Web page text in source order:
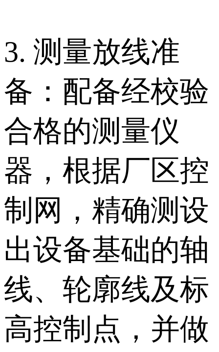
3. 测量放线准
备：配备经校验
合格的测量仪
器，根据厂区控
制网，精确测设
出设备基础的轴
线、轮廓线及标
高控制点，并做